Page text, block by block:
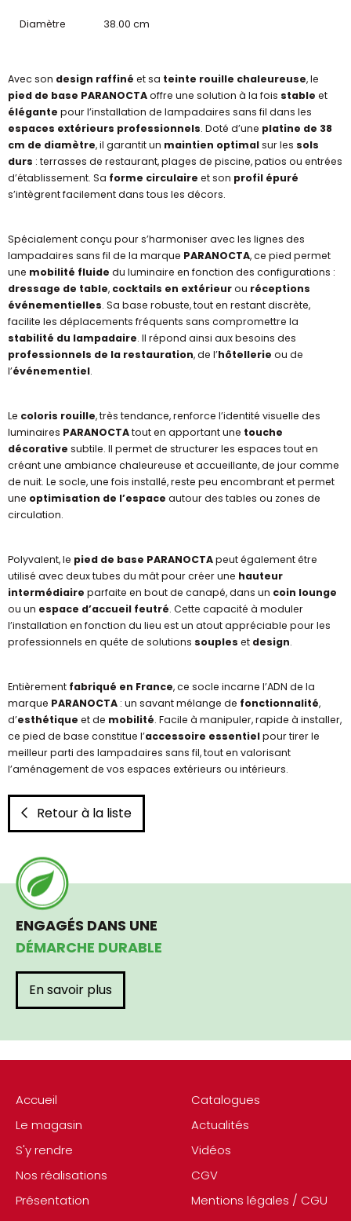
Diamètre 38.00 cm
Avec son design raffiné et sa teinte rouille chaleureuse, le
pied de base PARANOCTAoffre une solution à la fois stable et
élégante pour l’installation de lampadaires sans fil dans les
espaces extérieurs professionnels. Doté d’une platine de 38
cm de diamètre, il garantit un maintien optimalsur les sols
durs : terrasses de restaurant, plages de piscine, patios ou entrées
d’établissement. Sa forme circulaire et son profil épuré
s’intègrent facilement dans tous les décors.
Spécialement conçu pour s’harmoniser avec les lignes des
lampadaires sans fil de la marque PARANOCTA, ce pied permet
une mobilité fluide du luminaire en fonction des configurations :
dressage de table, cocktails en extérieurou réceptions
événementielles. Sa base robuste, tout en restant discrète,
facilite les déplacements fréquents sans compromettre la
stabilité du lampadaire. Il répond ainsi aux besoins des
professionnels de la restauration, de l’hôtellerie ou de
l’événementiel.
Le coloris rouille, très tendance, renforce l’identité visuelle des
luminaires PARANOCTAtout en apportant une touche
décorative subtile. Il permet de structurer les espaces tout en
créant une ambiance chaleureuse et accueillante, de jour comme
de nuit. Le socle, une fois installé, reste peu encombrant et permet
une optimisation de l’espace autour des tables ou zones de
circulation.
Polyvalent, le pied de base PARANOCTApeut également être
utilisé avec deux tubes du mât pour créer une hauteur
intermédiaire parfaite en bout de canapé, dans un coin lounge
ou un espace d’accueil feutré. Cette capacité à moduler
l’installation en fonction du lieu est un atout appréciable pour les
professionnels en quête de solutions souples et design.
Entièrement fabriqué en France, ce socle incarne l’ADN de la
marque PARANOCTA : un savant mélange de fonctionnalité,
d’esthétique et de mobilité. Facile à manipuler, rapide à installer,
ce pied de base constitue l’accessoire essentielpour tirer le
meilleur parti des lampadaires sans fil, tout en valorisant
l’aménagement de vos espaces extérieurs ou intérieurs.
Retour à la liste
Accueil
Le magasin
S'y rendre
Nos réalisations
Présentation
Catalogues
Actualités
Vidéos
CGV
Mentions légales / CGU
ENGAGÉS DANS UNE
DÉMARCHE DURABLE
En savoir plus